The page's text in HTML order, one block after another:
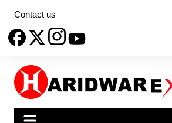
content
Contact us